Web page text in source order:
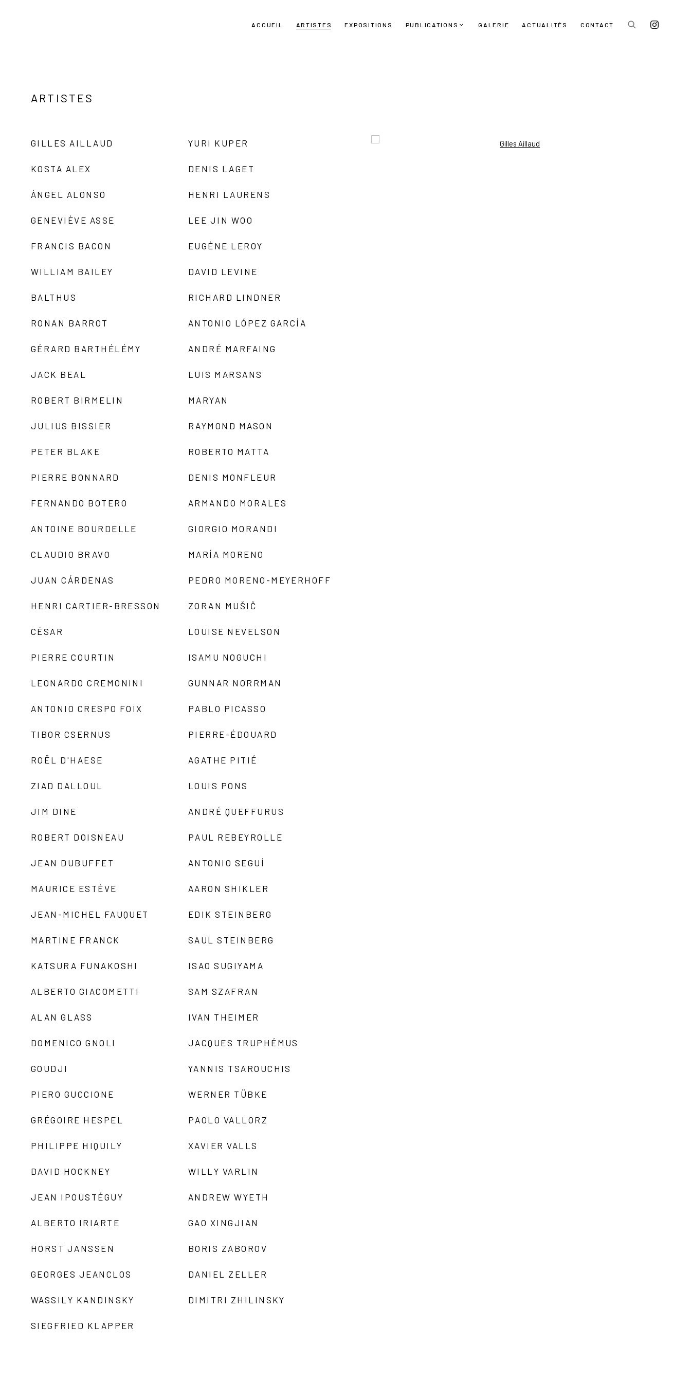
ACCUEIL ARTISTES EXPOSITIONS PUBLICATIONS GALERIE ACTUALITÉS CONTACT
ARTISTES
GILLES AILLAUD
KOSTA ALEX
ÁNGEL ALONSO
GENEVIÈVE ASSE
FRANCIS BACON
WILLIAM BAILEY
BALTHUS
RONAN BARROT
GÉRARD BARTHÉLÉMY
JACK BEAL
ROBERT BIRMELIN
JULIUS BISSIER
PETER BLAKE
PIERRE BONNARD
FERNANDO BOTERO
ANTOINE BOURDELLE
CLAUDIO BRAVO
JUAN CÁRDENAS
HENRI CARTIER-BRESSON
CÉSAR
PIERRE COURTIN
LEONARDO CREMONINI
ANTONIO CRESPO FOIX
TIBOR CSERNUS
ROËL D'HAESE
ZIAD DALLOUL
JIM DINE
ROBERT DOISNEAU
JEAN DUBUFFET
MAURICE ESTÈVE
JEAN-MICHEL FAUQUET
MARTINE FRANCK
KATSURA FUNAKOSHI
ALBERTO GIACOMETTI
ALAN GLASS
DOMENICO GNOLI
GOUDJI
PIERO GUCCIONE
GRÉGOIRE HESPEL
PHILIPPE HIQUILY
DAVID HOCKNEY
JEAN IPOUSTÉGUY
ALBERTO IRIARTE
HORST JANSSEN
GEORGES JEANCLOS
WASSILY KANDINSKY
SIEGFRIED KLAPPER
YURI KUPER
DENIS LAGET
HENRI LAURENS
LEE JIN WOO
EUGÈNE LEROY
DAVID LEVINE
RICHARD LINDNER
ANTONIO LÓPEZ GARCÍA
ANDRÉ MARFAING
LUIS MARSANS
MARYAN
RAYMOND MASON
ROBERTO MATTA
DENIS MONFLEUR
ARMANDO MORALES
GIORGIO MORANDI
MARÍA MORENO
PEDRO MORENO-MEYERHOFF
ZORAN MUŠIČ
LOUISE NEVELSON
ISAMU NOGUCHI
GUNNAR NORRMAN
PABLO PICASSO
PIERRE-ÉDOUARD
AGATHE PITIÉ
LOUIS PONS
ANDRÉ QUEFFURUS
PAUL REBEYROLLE
ANTONIO SEGUÍ
AARON SHIKLER
EDIK STEINBERG
SAUL STEINBERG
ISAO SUGIYAMA
SAM SZAFRAN
IVAN THEIMER
JACQUES TRUPHÉMUS
YANNIS TSAROUCHIS
WERNER TÜBKE
PAOLO VALLORZ
XAVIER VALLS
WILLY VARLIN
ANDREW WYETH
GAO XINGJIAN
BORIS ZABOROV
DANIEL ZELLER
DIMITRI ZHILINSKY